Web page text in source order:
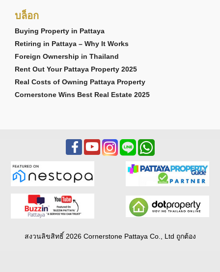
บล็อก
Buying Property in Pattaya
Retiring in Pattaya – Why It Works
Foreign Ownership in Thailand
Rent Out Your Pattaya Property 2025
Real Costs of Owning Pattaya Property
Cornerstone Wins Best Real Estate 2025
สงวนลิขสิทธิ์ 2026 Cornerstone Pattaya Co., Ltd ถูกต้อง